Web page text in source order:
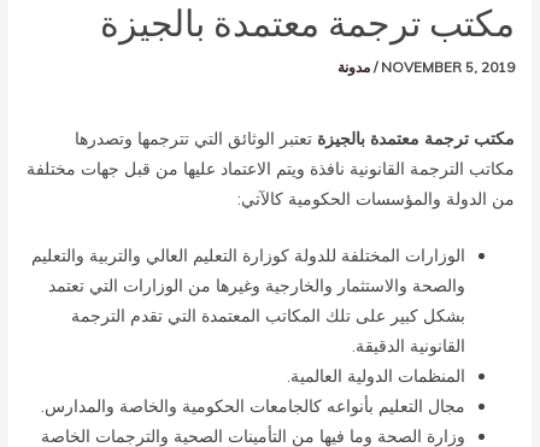
مكتب ترجمة معتمدة بالجيزة
NOVEMBER 5, 2019
/مدونة
مكتب ترجمة معتمدة بالجيزة تعتبر الوثائق التي تترجمها وتصدرها
مكاتب الترجمة القانونية نافذة ويتم الاعتماد عليها من قبل جهات مختلفة
من الدولة والمؤسسات الحكومية كالآتي:
الوزارات المختلفة للدولة كوزارة التعليم العالي والتربية والتعليم
والصحة والاستثمار والخارجية وغيرها من الوزارات التي تعتمد
بشكل كبير على تلك المكاتب المعتمدة التي تقدم الترجمة
القانونية الدقيقة.
المنظمات الدولية العالمية.
مجال التعليم بأنواعه كالجامعات الحكومية والخاصة والمدارس.
وزارة الصحة وما فيها من التأمينات الصحية والترجمات الخاصة